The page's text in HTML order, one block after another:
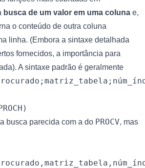
busca de um valor em uma coluna e,
o conteúdo de outra coluna
linha. (Embora a sintaxe detalhada
fornecidos, a importância para
A sintaxe padrão é geralmente
busca parecida com a do PROCV, mas